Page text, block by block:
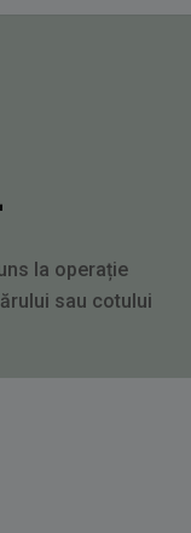
la operație
sau cotului